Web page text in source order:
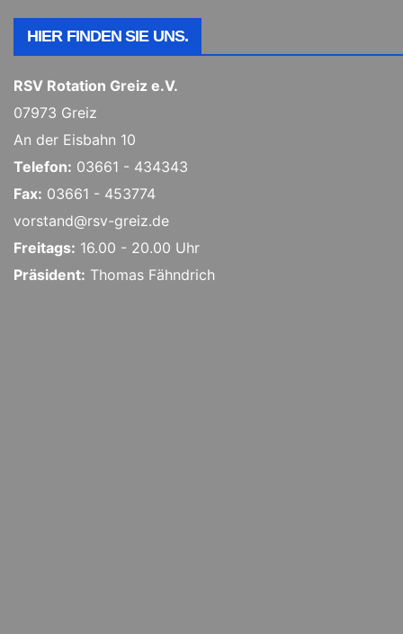
HIER FINDEN SIE UNS.
RSV Rotation Greiz e.V.
07973 Greiz
An der Eisbahn 10
Telefon: 03661 - 434343
Fax: 03661 - 453774
vorstand@rsv-greiz.de
Freitags: 16.00 - 20.00 Uhr
Präsident: Thomas Fähndrich